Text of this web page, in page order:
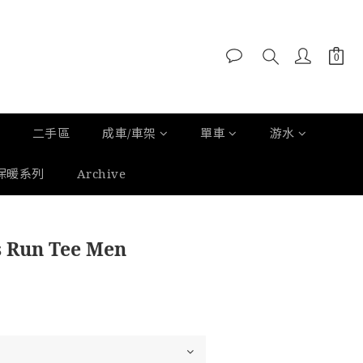
二手區 成車/車架 單車 游水
暖系列 Archive
Tee Men